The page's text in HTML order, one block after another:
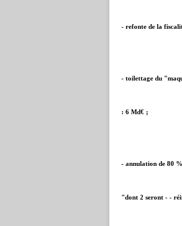
- refonte de la
- toilettage du
: 6 Md€ ;
- annulation de 80
"dont 2 seront - -